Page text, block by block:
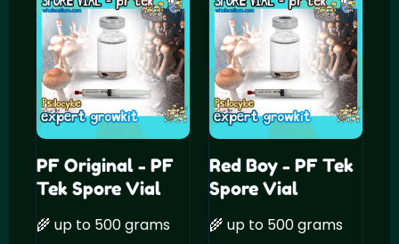
PF Original - PF
Tek Spore Vial
🌾 up to 500 grams
Red Boy - PF Tek
Spore Vial
🌾 up to 500 grams